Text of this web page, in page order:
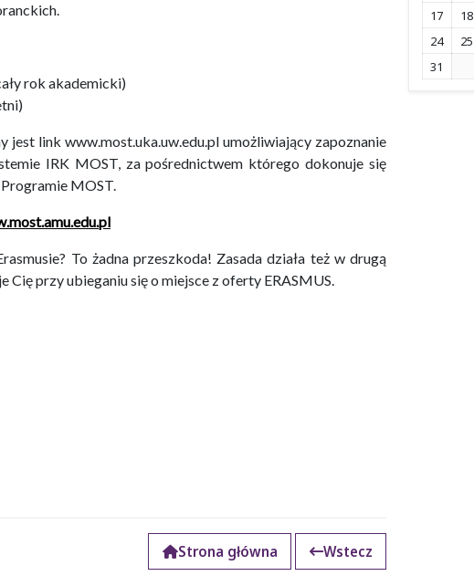
rok akademicki)
link www.most.uka.uw.edu.pl umożliwiający zapoznanie
IRK MOST, za pośrednictwem którego dokonuje się
MOST.
To żadna przeszkoda! Zasada działa też w drugą
przy ubieganiu się o miejsce z oferty ERASMUS.
Strona główna Wstecz
17
18
24
25
31